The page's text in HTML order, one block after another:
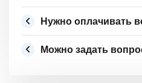
Нужно оплачивать
Можно задать